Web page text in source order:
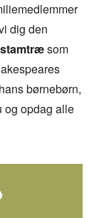
dig den
som
børnebørn,
og opdag alle